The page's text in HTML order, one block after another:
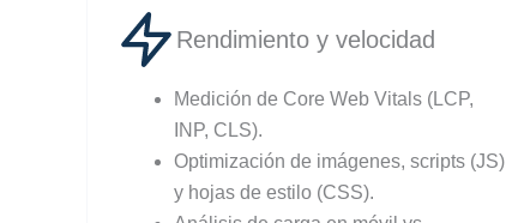
Rendimiento y velocidad
Medición de Core Web Vitals (LCP,
INP, CLS).
Optimización de imágenes, scripts (JS)
y hojas de estilo (CSS).